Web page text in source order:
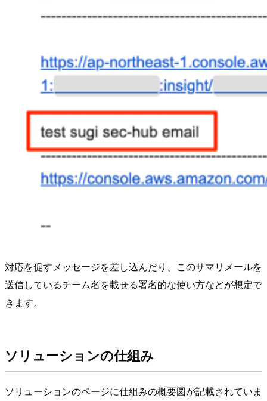
対応を促すメッセージを差し込んだり、このサマリメールを
送信しているチーム名を載せる署名的な使い方などが想定で
きます。
ソリューションの仕組み
ソリューションのページに仕組みの概要図が記載されていま